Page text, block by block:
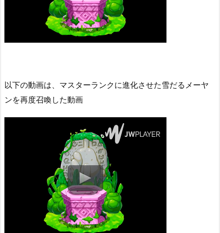
以下の動画は、マスターランクに進化させた雪だるメーヤ
ンを再度召喚した動画